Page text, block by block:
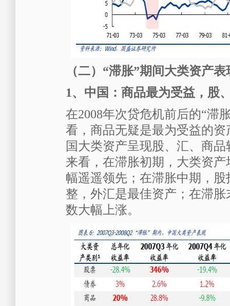
（二）“滞胀”期间大类资产表
1、中国：商品最为受益，股
在2008年次贷危机前后的“滞
看，商品无疑是最为受益的
国大类资产呈现股、汇、商
来看，在滞胀初期，大类资
幅遥遥领先；在滞胀中期，
整，外汇是最佳资产；在滞
数大幅上涨。